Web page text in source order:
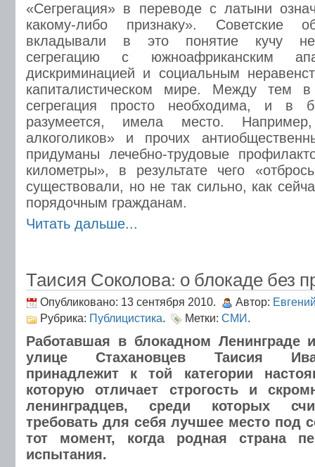
«Сегрегация» в переводе с латыни
какому-либо признаку». Советские
вкладывали в это понятие кучу
сегрегацию с южноафриканским
дискриминацией и социальным
капиталистическом мире. Между тем в
сегрегация просто необходима, и
разумеется, имела место.
алкоголиков» и прочих
придуманы лечебно-трудовые
километры», в результате чего
существовали, но не так сильно, как
порядочным гражданам.
Читать дальше...
Таисия Соколова: о блокаде без
Опубликовано: 13 сентября 2010. Автор:
Рубрика: Публицистика. Метки: СМИ.
Работавшая в блокадном
улице Стахановцев Таисия
принадлежит к той категории
которую отличает строгость и
ленинградцев, среди которых
требовать для себя лучшее место под
тот момент, когда родная страна
испытания.